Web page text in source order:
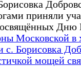
приняли
Дню
Московской в
Борисовка
мощей